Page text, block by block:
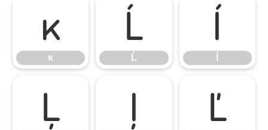
ĸ
ĸ
Ĺ
Ĺ
ĺ
Ļ ļ Ľ